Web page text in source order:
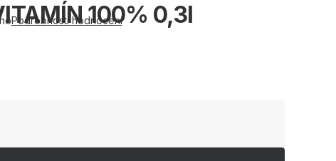
100% 0,3l
Podrobnosti hodnocení